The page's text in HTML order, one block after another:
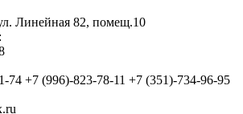
Линейная 82, помещ.10
74 +7 (996)-823-78-11 +7 (351)-734-96-95